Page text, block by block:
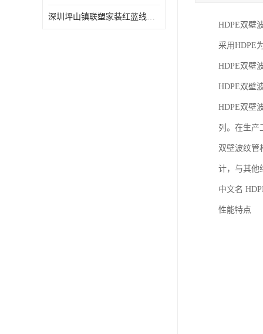
深圳坪山镇联塑家装红蓝线管型号 来电咨询
HDPE双壁
采用HDPE
HDPE双壁
HDPE双壁
HDPE双壁
列。在生产
双壁波纹管
计，与其他
中文名
性能特点